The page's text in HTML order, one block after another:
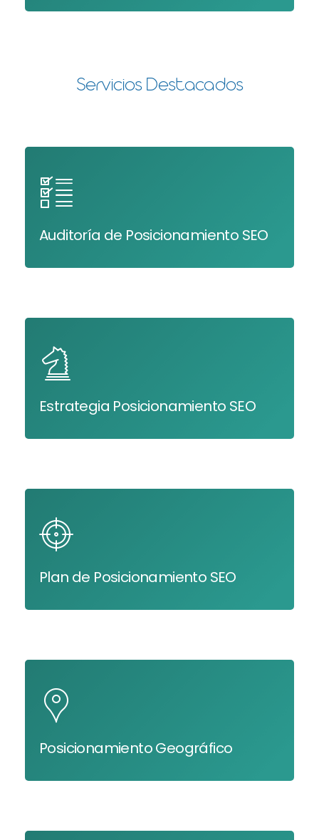
Servicios Destacados
Auditoría de Posicionamiento SEO
Estrategia Posicionamiento SEO
Plan de Posicionamiento SEO
Posicionamiento Geográfico